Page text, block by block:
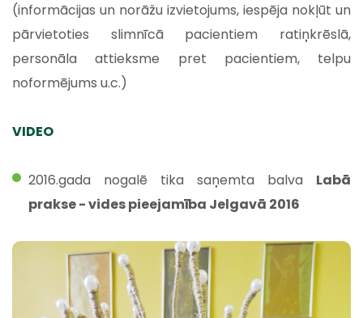
(informācijas un norāžu izvietojums, iespēja nokļūt un
pārvietoties slimnīcā pacientiem ratiņkrēslā,
personāla attieksme pret pacientiem, telpu
noformējums u.c.)
VIDEO
2016.gada nogalē tika saņemta balva Labā
prakse - vides pieejamība Jelgavā 2016